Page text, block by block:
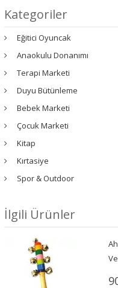
Kategoriler
Eğitici Oyuncak
Anaokulu Donanımı
Terapi Marketi
Duyu Bütünleme
Bebek Marketi
Çocuk Marketi
Kitap
Kırtasiye
Spor & Outdoor
İlgili Ürünler